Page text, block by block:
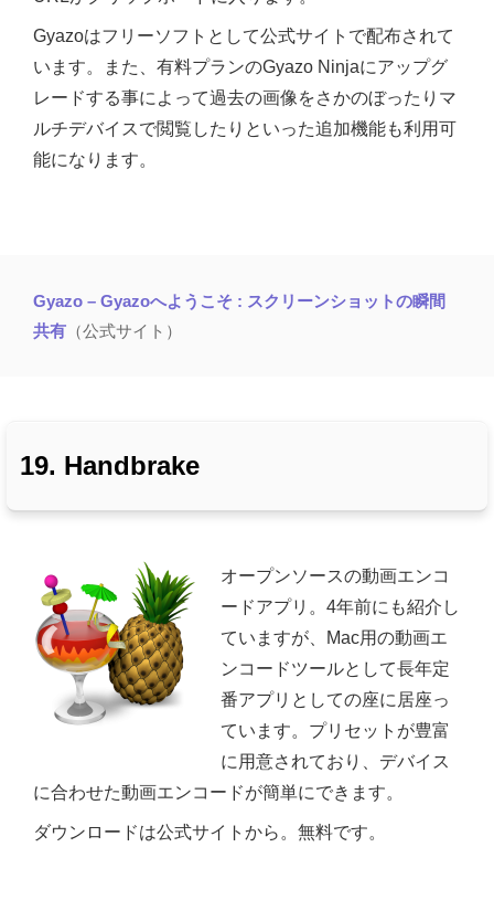
Gyazoはフリーソフトとして公式サイトで配布されて
います。また、有料プランのGyazo Ninjaにアップグ
レードする事によって過去の画像をさかのぼったりマ
ルチデバイスで閲覧したりといった追加機能も利用可
能になります。
Gyazo – Gyazoへようこそ : スクリーンショットの瞬間
共有 （公式サイト）
19. Handbrake
オープンソースの動画エンコ
ードアプリ。4年前にも紹介し
ていますが、Mac用の動画エ
ンコードツールとして長年定
番アプリとしての座に居座っ
ています。プリセットが豊富
に用意されており、デバイス
に合わせた動画エンコードが簡単にできます。
ダウンロードは公式サイトから。無料です。